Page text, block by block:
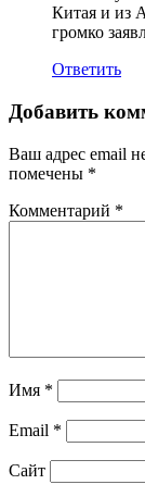
Китая и из
громко
Ответить
Добавить
Ваш адрес email
помечены *
Комментарий *
Имя *
Email *
Сайт